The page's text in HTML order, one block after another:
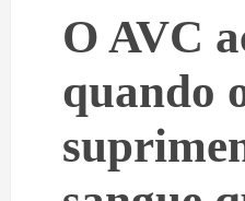
O AVC
quando